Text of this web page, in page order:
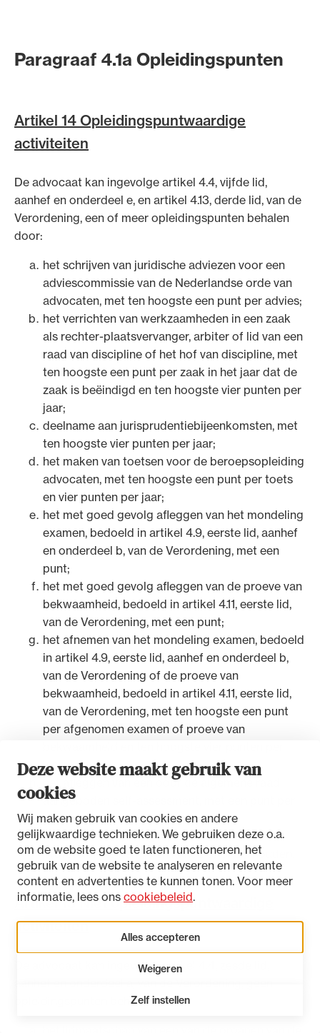
Deze website maakt gebruik van
cookies
Wij maken gebruik van cookies en andere
gelijkwaardige technieken. We gebruiken deze o.a.
om de website goed te laten functioneren, het
gebruik van de website te analyseren en relevante
content en advertenties te kunnen tonen. Voor meer
informatie, lees ons cookiebeleid.
Alles accepteren
Weigeren
Zelf instellen
2020 (
) heeft de algemene raad
opzichte van de bestaande regeling. Daarnaast
worden bepalingen uit de Beleidsregel deskundigen
als gevolg dat deze beleidsregel kan komen te
vervallen.
Een vereiste voor de gespreksleider is dat hij
de gespreksleider aan wie op grond van het met goed
gevolg afleggen van een afsluitend examen van een
opleiding in het wetenschappelijk onderwijs door een
universiteit dan wel de Open Universiteit als bedoeld in
de Wet op het hoger onderwijs en wetenschappelijk
onderzoek, de graad Master is verleend of de titel
meester in de rechten of doctorandus.
Een vereiste voor de reviewer is dat hij deskundig is
op het rechtsgebied waarop hij de review doet. Onder
deskundig wordt in ieder geval verstaan de advocaat
die de afgelopen vijf jaar werkzaam is geweest op het
betreffende rechtsgebied en daarin vakbekwaam is.
Paragraaf 4.1a Opleidingspunten
Artikel 14 Opleidingspuntwaardige
activiteiten
De advocaat kan ingevolge artikel 4.4, vijfde lid,
aanhef en onderdeel e, en artikel 4.13, derde lid, van de
Verordening, een of meer opleidingspunten behalen
door:
het schrijven van juridische adviezen voor een
adviescommissie van de Nederlandse orde van
advocaten, met ten hoogste een punt per advies;
het verrichten van werkzaamheden in een zaak
als rechter-plaatsvervanger, arbiter of lid van een
raad van discipline of het hof van discipline, met
ten hoogste een punt per zaak in het jaar dat de
zaak is beëindigd en ten hoogste vier punten per
jaar;
deelname aan jurisprudentiebijeenkomsten, met
ten hoogste vier punten per jaar;
het maken van toetsen voor de beroepsopleiding
advocaten, met ten hoogste een punt per toets
en vier punten per jaar;
het met goed gevolg afleggen van het mondeling
examen, bedoeld in artikel 4.9, eerste lid, aanhef
en onderdeel b, van de Verordening, met een
punt;
het met goed gevolg afleggen van de proeve van
bekwaamheid, bedoeld in artikel 4.11, eerste lid,
van de Verordening, met een punt;
het afnemen van het mondeling examen, bedoeld
in artikel 4.9, eerste lid, aanhef en onderdeel b,
van de Verordening of de proeve van
bekwaamheid, bedoeld in artikel 4.11, eerste lid,
van de Verordening, met ten hoogste een punt
per afgenomen examen of proeve van
jaar;
het afleggen van een door de algemene raad
aangeboden self-assessment, met een punt per
jaar;
aantoonbaar op vergelijkbare wijze de
professionele kennis en kunde te onderhouden.
Artikel 15 Niet opleidingspuntwaardige
activiteiten
De advocaat kan ingevolge artikel 4.4, zesde lid,
opleidingspunten behalen door: